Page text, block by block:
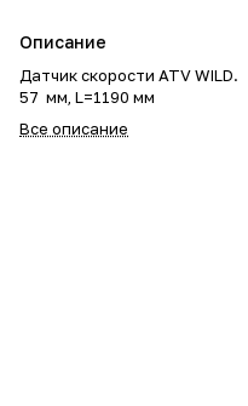
Описание
Датчик скорости ATV WILD.
57 мм, L=1190 мм
Все описание